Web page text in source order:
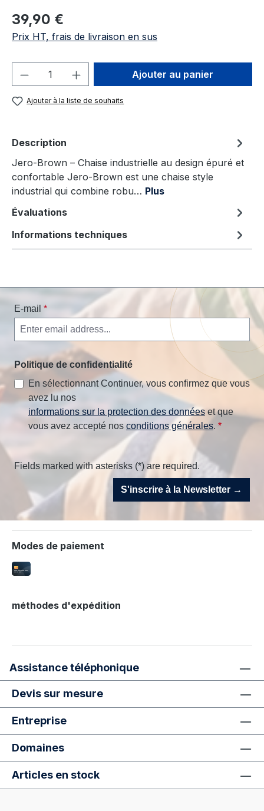
Prix régulier :
39,90 €
Prix HT, frais de livraison en sus
Quantité de produit : Entrez la
Ajouter au panier
Ajouter à la liste de souhaits
Description
Jero-Brown – Chaise industrielle au design épuré et
confortable Jero-Brown est une chaise style
industrial qui combine robu… Plus
Évaluations
Informations techniques
E-mail *
Politique de confidentialité
En sélectionnant Continuer, vous confirmez que vous
avez lu nos
informations sur la protection des données et que
vous avez accepté nos conditions générales. *
Fields marked with asterisks (*) are required.
S'inscrire à la Newsletter →
Modes de paiement
méthodes d'expédition
Assistance téléphonique
Devis sur mesure
Entreprise
Domaines
Articles en stock